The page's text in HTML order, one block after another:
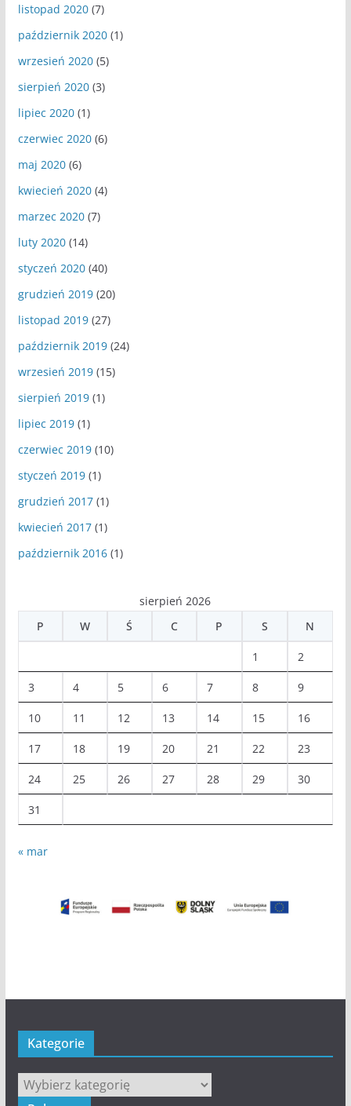
listopad 2020(7)
październik 2020(1)
wrzesień 2020(5)
sierpień 2020(3)
lipiec 2020(1)
czerwiec 2020(6)
maj 2020(6)
kwiecień 2020(4)
marzec 2020(7)
luty 2020(14)
styczeń 2020(40)
grudzień 2019(20)
listopad 2019(27)
październik 2019(24)
wrzesień 2019(15)
sierpień 2019(1)
lipiec 2019(1)
czerwiec 2019(10)
styczeń 2019(1)
grudzień 2017(1)
kwiecień 2017(1)
październik 2016(1)
sierpień 2026
P
W Ś C P S N
1 2
3 4 5 6 7 8 9
10 11 12 13 14 15 16
17 18 19 20 21 22 23
24 25 26 27 28 29 30
31
« mar
Kategorie
Kategorie